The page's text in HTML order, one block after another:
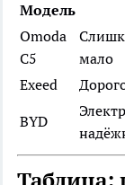
Модель
Omoda
C5
мало
Exeed
BYD